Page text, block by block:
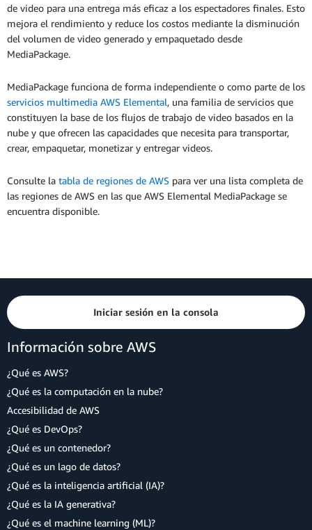
de video para una entrega más eficaz a los espectadores finales. Esto
mejora el rendimiento y reduce los costos mediante la disminución
del volumen de video generado y empaquetado desde
MediaPackage.
MediaPackage funciona de forma independiente o como parte de los
servicios multimedia AWS Elemental, una familia de servicios que
constituyen la base de los flujos de trabajo de video basados en la
nube y que ofrecen las capacidades que necesita para transportar,
crear, empaquetar, monetizar y entregar videos.
Consulte la tabla de regiones de AWS para ver una lista completa de
las regiones de AWS en las que AWS Elemental MediaPackage se
encuentra disponible.
Iniciar sesión en la consola
Información sobre AWS
¿Qué es AWS?
¿Qué es la computación en la nube?
Accesibilidad de AWS
¿Qué es DevOps?
¿Qué es un contenedor?
¿Qué es un lago de datos?
¿Qué es la inteligencia artificial (IA)?
¿Qué es la IA generativa?
¿Qué es el machine learning (ML)?